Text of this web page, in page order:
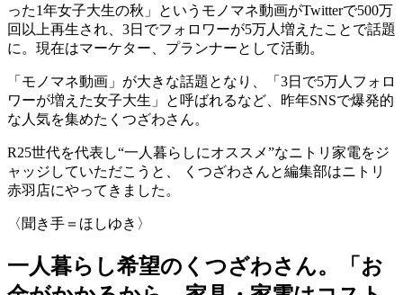
った1年女子大生の秋」というモノマネ動画がTwitterで500万
回以上再生され、3日でフォロワーが5万人増えたことで話題
に。現在はマーケター、プランナーとして活動。
「モノマネ動画」が大きな話題となり、「3日で5万人フォロ
ワーが増えた女子大生」と呼ばれるなど、昨年SNSで爆発的
な人気を集めたくつざわさん。
R25世代を代表し“一人暮らしにオススメ”なニトリ家電をジ
ャッジしていただこうと、 くつざわさんと編集部はニトリ
赤羽店にやってきました。
〈聞き手＝ほしゆき〉
一人暮らし希望のくつざわさん。「お